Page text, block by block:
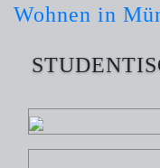
Wohnen in